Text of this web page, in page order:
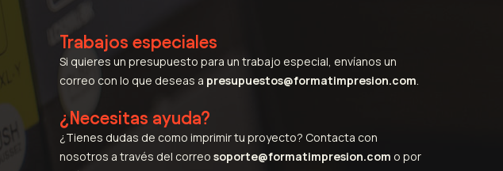
Trabajos especiales
Si quieres un presupuesto para un trabajo especial, envíanos un
correo con lo que deseas a presupuestos@formatimpresion.com
¿Necesitas ayuda?
¿Tienes dudas de como imprimir tu proyecto? Contacta con
nosotros a través del correo soporte@formatimpresion.com o por